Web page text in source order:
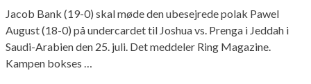
Jacob Bank (19-0) skal møde den ubesejrede polak Pawel
August (18-0) på undercardet til Joshua vs. Prenga i Jeddah i
Saudi-Arabien den 25. juli. Det meddeler Ring Magazine.
Kampen bokses …